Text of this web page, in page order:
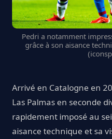
Pedri a notamment
grâce à son aisance
Arrivé en Catalogne en
Las Palmas en seconde
rapidement imposé au
aisance technique et sa